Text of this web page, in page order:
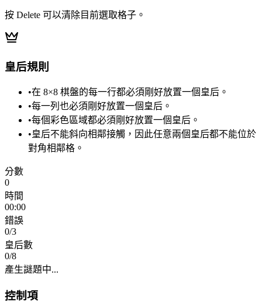
按 Delete 可以清除目前選取格子。
皇后規則
•在 8×8 棋盤的每一行都必須剛好放置一個皇后。
•每一列也必須剛好放置一個皇后。
•每個彩色區域都必須剛好放置一個皇后。
•皇后不能斜向相鄰接觸，因此任意兩個皇后都不能位於
對角相鄰格。
分數
0
時間
00:00
錯誤
0/3
皇后數
0/8
產生謎題中...
控制項